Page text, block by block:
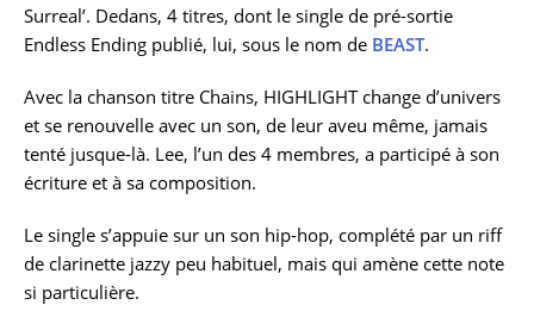
Surreal’. Dedans, 4 titres, dont le single de pré-sortie
Endless Ending publié, lui, sous le nom de BEAST.
Avec la chanson titre Chains, HIGHLIGHT change d’univers
et se renouvelle avec un son, de leur aveu même, jamais
tenté jusque-là. Lee, l’un des 4 membres, a participé à son
écriture et à sa composition.
Le single s’appuie sur un son hip-hop, complété par un riff
de clarinette jazzy peu habituel, mais qui amène cette note
si particulière.